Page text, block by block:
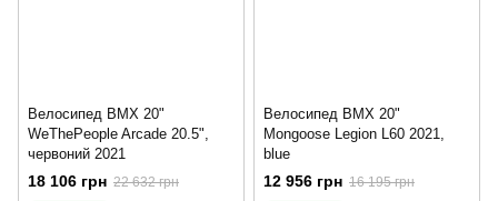
Велосипед BMX 20"
WeThePeople Arcade 20.5",
червоний 2021
18 106 грн 22 632 грн
Велосипед BMX 20"
Mongoose Legion L60 2021,
blue
12 956 грн 16 195 грн